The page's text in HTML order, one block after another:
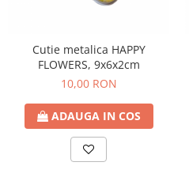
Decoratiuni Craciun
Crengute Decorative
Decoratiuni Muzicale
Decoratiuni Luminoase
Coronite & Ghirlande
Aromaterapie Craciun
Felicitari, Cutii si Pungi de Cadou
Cutie metalica HAPPY
FLOWERS, 9x6x2cm
10,00 RON
ADAUGA IN COS